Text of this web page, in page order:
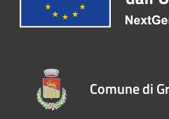
Comune di